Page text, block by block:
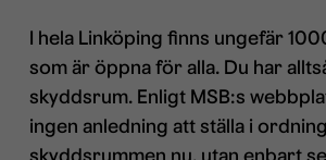
I hela Linköping finns ungefär
som är öppna för alla. Du har
skyddsrum. Enligt MSB:s
ingen anledning att ställa i
skyddsrummen nu, utan enbart